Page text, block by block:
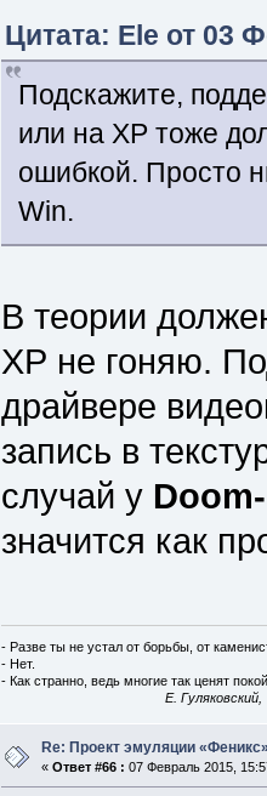
Цитата: Ele от 03
Подскажите,
или на ХР тоже
ошибкой. Просто
Win.
В теории
ХР не гоняю.
драйвере
запись в
случай у
значится как
- Разве ты не устал от борьбы, от
- Нет.
- Как странно, ведь многие так ценят
E.
Re: Проект эмуляции
« Ответ #66 : 07 Февраль 2015,